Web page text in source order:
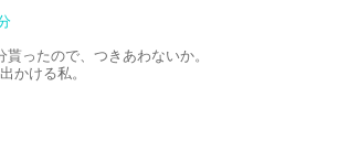
ったので、つきあわないか。
かける私。